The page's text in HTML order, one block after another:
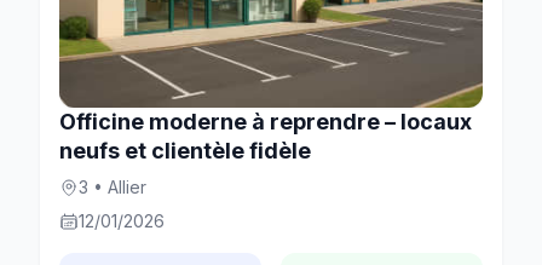
Officine moderne à reprendre – locaux
neufs et clientèle fidèle
3 • Allier
12/01/2026